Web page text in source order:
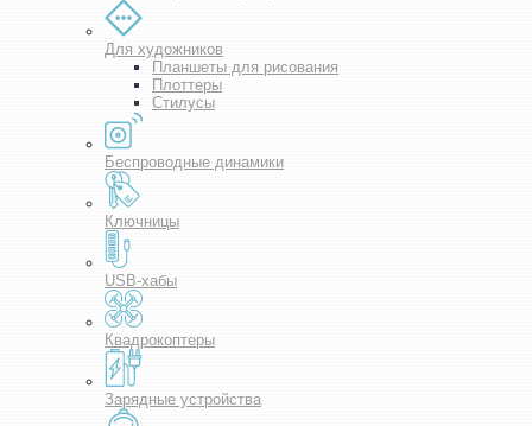
Для художников
Планшеты для рисования
Плоттеры
Стилусы
Беспроводные динамики
Ключницы
USB-хабы
Квадрокоптеры
Зарядные устройства